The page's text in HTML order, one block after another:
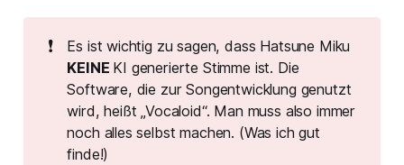
❗
Es ist wichtig zu sagen, dass Hatsune Miku
KEINE KI generierte Stimme ist. Die
Software, die zur Songentwicklung genutzt
wird, heißt „Vocaloid“. Man muss also immer
noch alles selbst machen. (Was ich gut
finde!)